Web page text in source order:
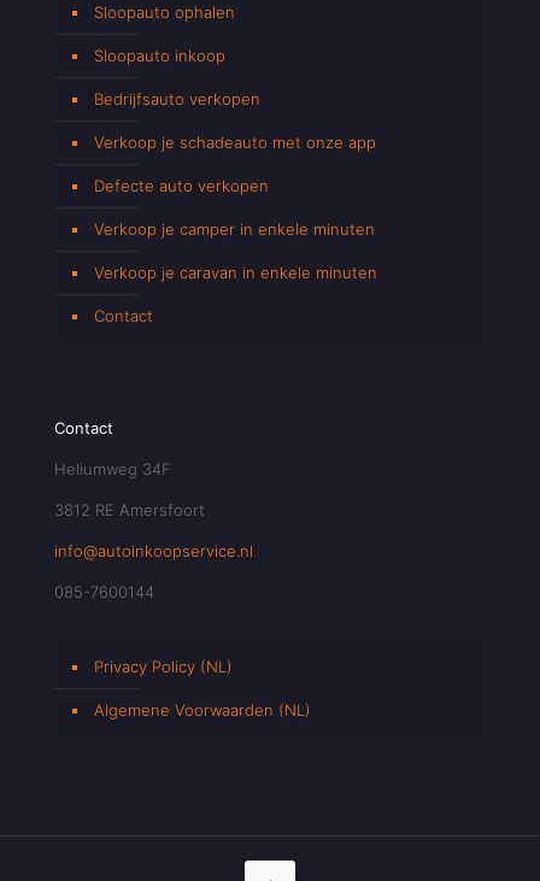
Sloopauto ophalen
Sloopauto inkoop
Bedrijfsauto verkopen
Verkoop je schadeauto met onze app
Defecte auto verkopen
Verkoop je camper in enkele minuten
Verkoop je caravan in enkele minuten
Contact
Contact
Heliumweg 34F
3812 RE Amersfoort
info@autoinkoopservice.nl
085-7600144
Privacy Policy (NL)
Algemene Voorwaarden (NL)